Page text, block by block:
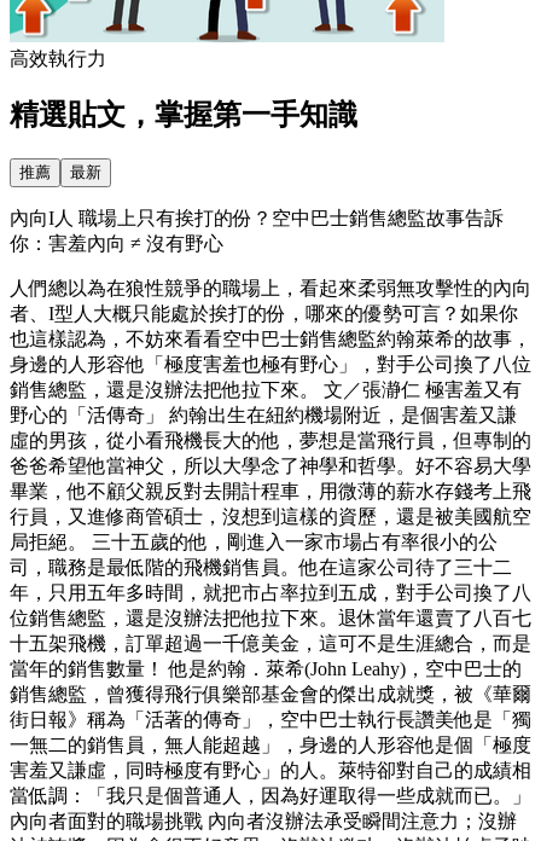
高效執行力
精選貼文，掌握第一手知識
推薦 最新
內向I人 職場上只有挨打的份？空中巴士銷售總監故事告訴
你：害羞內向 ≠ 沒有野心
人們總以為在狼性競爭的職場上，看起來柔弱無攻擊性的內向
者、I型人大概只能處於挨打的份，哪來的優勢可言？如果你
也這樣認為，不妨來看看空中巴士銷售總監約翰萊希的故事，
身邊的人形容他「極度害羞也極有野心」，對手公司換了八位
銷售總監，還是沒辦法把他拉下來。 文／張瀞仁 極害羞又有
野心的「活傳奇」 約翰出生在紐約機場附近，是個害羞又謙
虛的男孩，從小看飛機長大的他，夢想是當飛行員，但專制的
爸爸希望他當神父，所以大學念了神學和哲學。好不容易大學
畢業，他不顧父親反對去開計程車，用微薄的薪水存錢考上飛
行員，又進修商管碩士，沒想到這樣的資歷，還是被美國航空
局拒絕。 三十五歲的他，剛進入一家市場占有率很小的公
司，職務是最低階的飛機銷售員。他在這家公司待了三十二
年，只用五年多時間，就把市占率拉到五成，對手公司換了八
位銷售總監，還是沒辦法把他拉下來。退休當年還賣了八百七
十五架飛機，訂單超過一千億美金，這可不是生涯總合，而是
當年的銷售數量！ 他是約翰．萊希(John Leahy)，空中巴士的
銷售總監，曾獲得飛行俱樂部基金會的傑出成就獎，被《華爾
街日報》稱為「活著的傳奇」，空中巴士執行長讚美他是「獨
一無二的銷售員，無人能超越」，身邊的人形容他是個「極度
害羞又謙虛，同時極度有野心」的人。萊特卻對自己的成績相
當低調：「我只是個普通人，因為好運取得一些成就而已。」
內向者面對的職場挑戰 內向者沒辦法承受瞬間注意力；沒辦